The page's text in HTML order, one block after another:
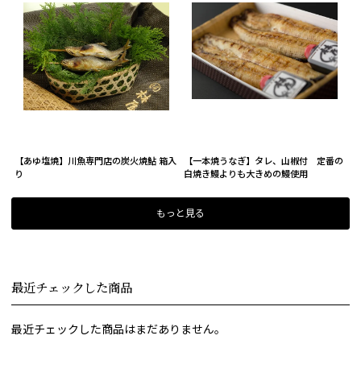
【あゆ塩焼】川魚専門店の炭火焼鮎 箱入
り
【一本焼うなぎ】タレ、山椒付 定番の
白焼き鰻よりも大きめの鰻使用
もっと見る
最近チェックした商品
最近チェックした商品はまだありません。